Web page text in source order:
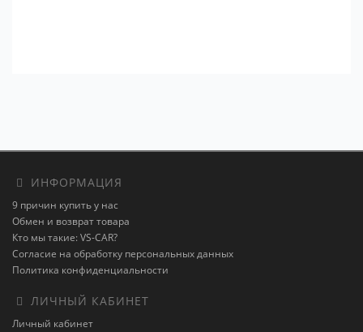
ИНФОРМАЦИЯ
9 причин купить у нас
Обмен и возврат товара
Кто мы такие: VS-CAR?
Согласие на обработку персональных данных
Политика конфиденциальности
ЛИЧНЫЙ КАБИНЕТ
Личный кабинет